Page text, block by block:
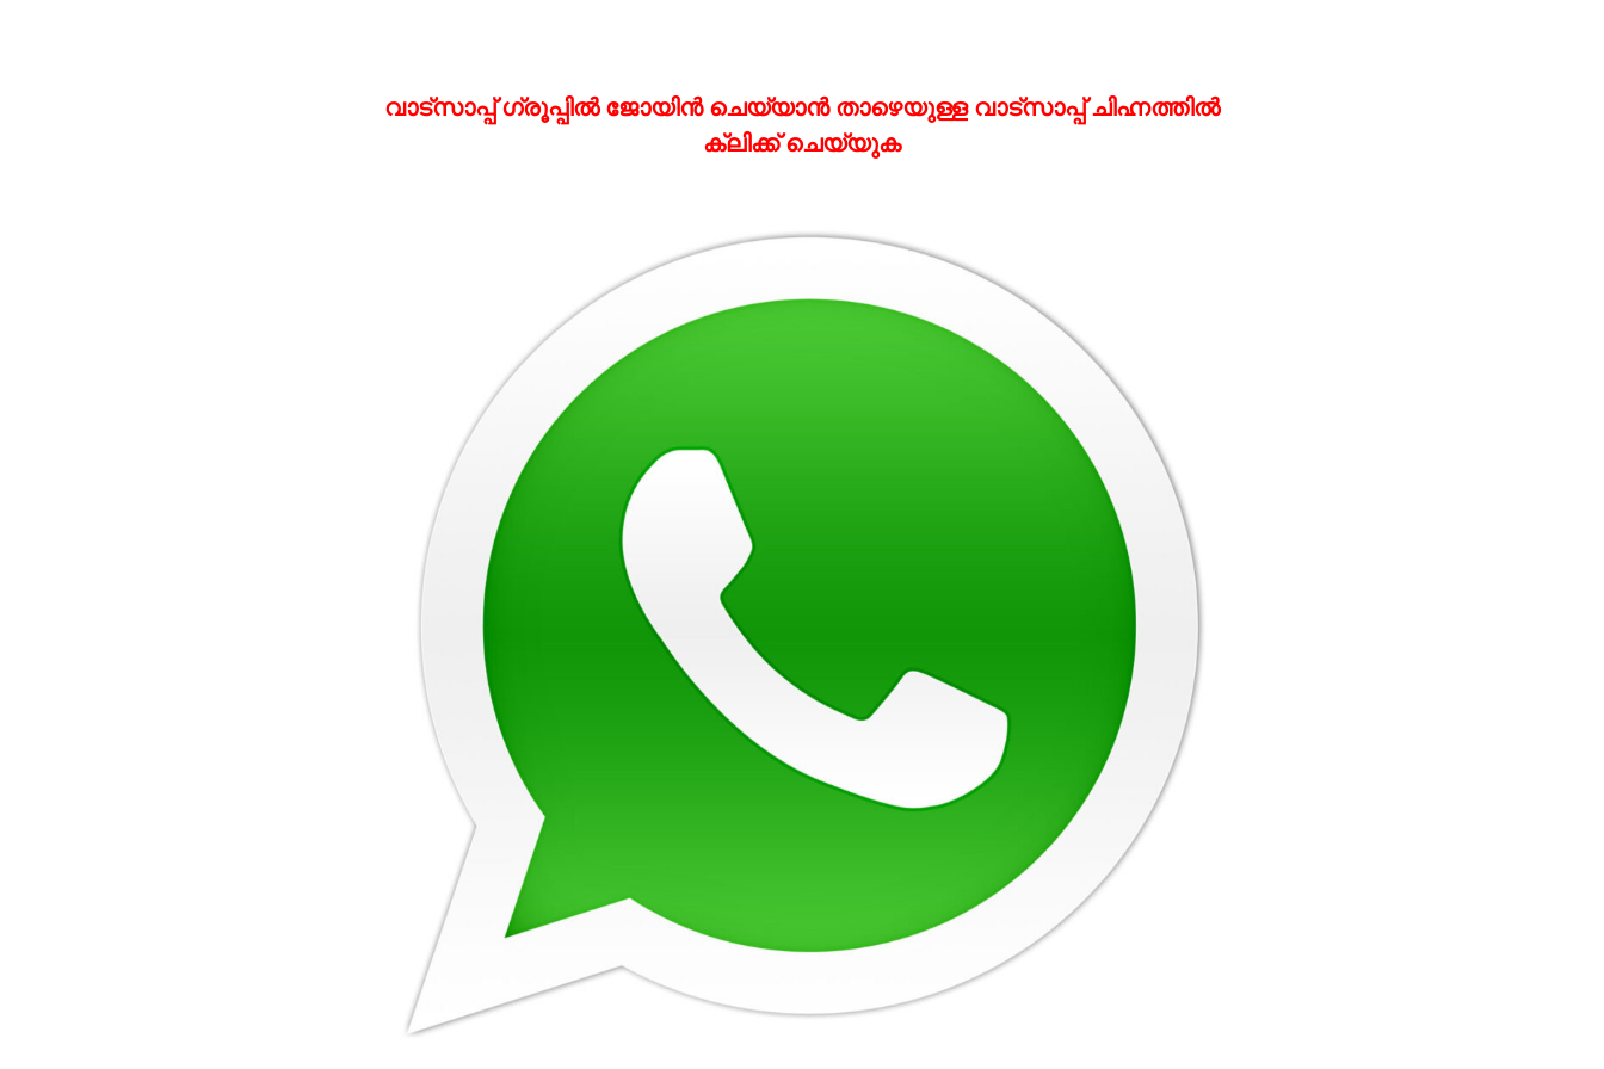
വാട്‌സാപ്പ് ഗ്രൂപ്പിൽ ജോയിൻ ചെയ്യാൻ താഴെയുള്ള വാട്‌സാപ്പ് ചിഹ്നത്തിൽ
ക്ലിക്ക് ചെയ്യുക